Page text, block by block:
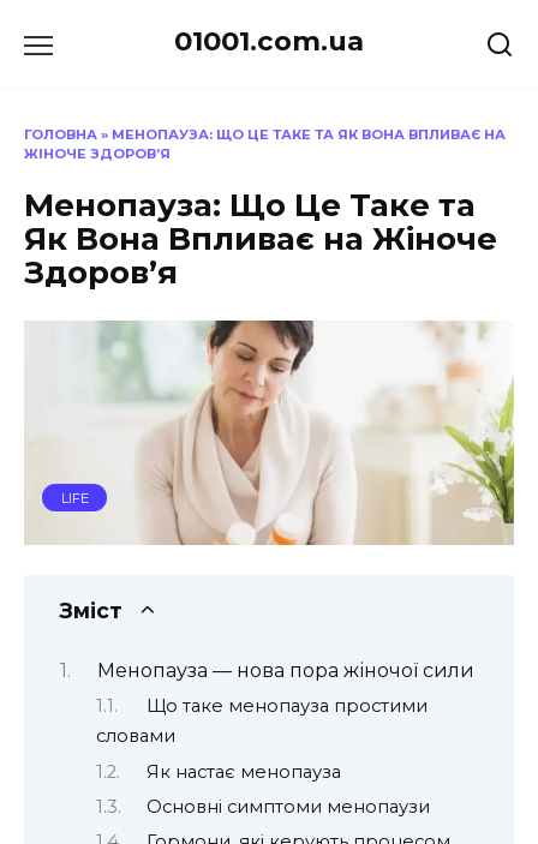
до
01001.com.ua
ГОЛОВНА » МЕНОПАУЗА: ЩО ЦЕ ТАКЕ ТА ЯК ВОНА ВПЛИВАЄ НА
ЖІНОЧЕ ЗДОРОВ’Я
Менопауза: Що Це Таке та
Як Вона Впливає на Жіноче
Здоров’я
LIFE
Зміст
Менопауза — нова пора жіночої сили
Що таке менопауза простими
словами
Як настає менопауза
Основні симптоми менопаузи